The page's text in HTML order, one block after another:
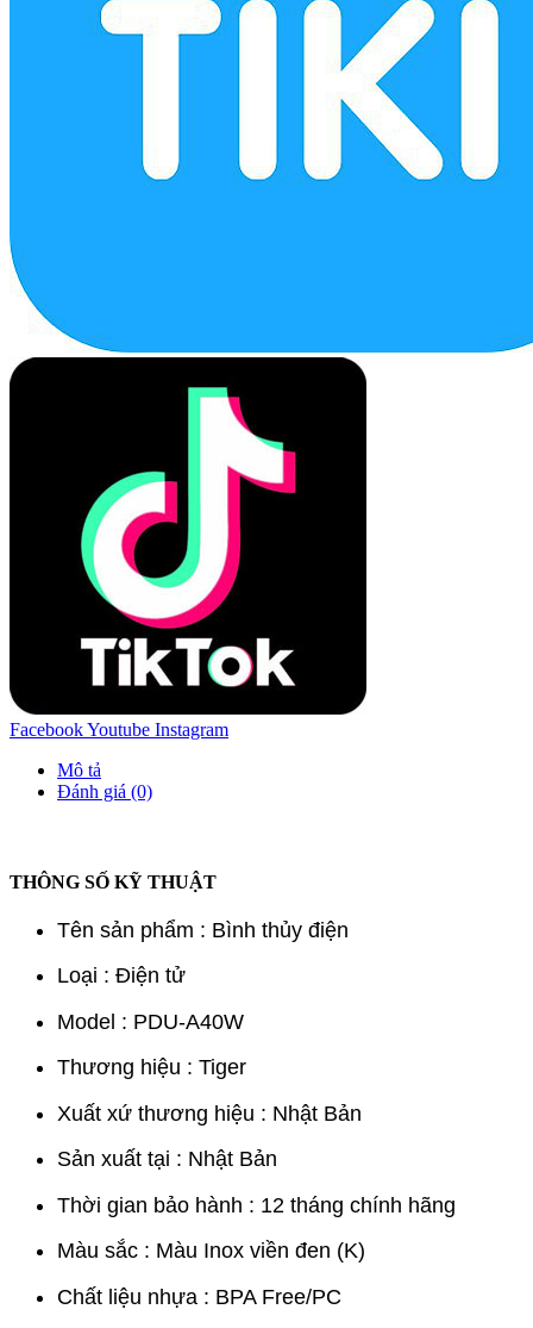
FacebookYoutube Instagram
Mô tả
Đánh giá (0)
THÔNG SỐ KỸ THUẬT
Tên sản phẩm : Bình thủy điện
Loại : Điện tử
Model : PDU-A40W
Thương hiệu : Tiger
Xuất xứ thương hiệu : Nhật Bản
Sản xuất tại : Nhật Bản
Thời gian bảo hành : 12 tháng chính hãng
Màu sắc : Màu Inox viền đen (K)
Chất liệu nhựa : BPA Free/PC